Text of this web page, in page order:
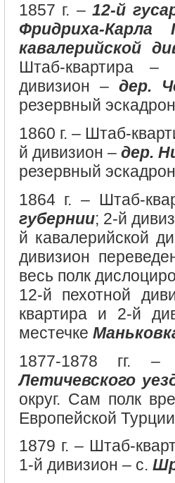
1857 г. –12-й
Фридриха-Карла
кавалерийской
Штаб-квартира –
дивизион – дер.
резервный
1860 г. – Штаб-
й дивизион – дер.
резервный
1864 г. – Штаб-
губернии; 2-й
й кавалерийской
дивизион
весь полк
12-й пехотной
квартира и 2-й
местечке
1877-1878 гг.
Летичевского
округ. Сам полк
Европейской
1879 г. – Штаб-
1-й дивизион – с.